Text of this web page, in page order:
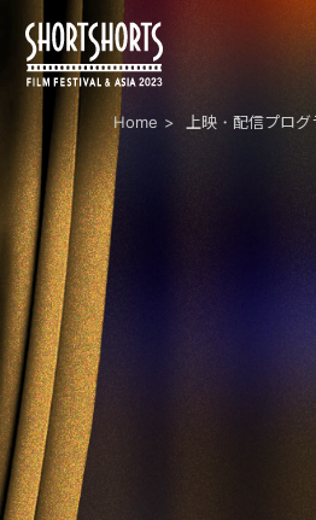
Home 上映・配信プログ